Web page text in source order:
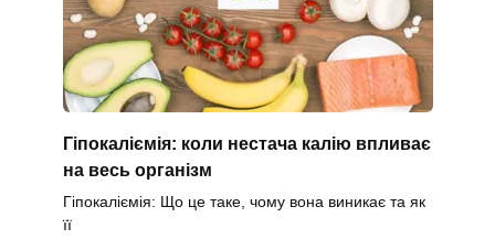
Гіпокаліємія: коли нестача калію впливає
на весь організм
Гіпокаліємія: Що це таке, чому вона виникає та як
її